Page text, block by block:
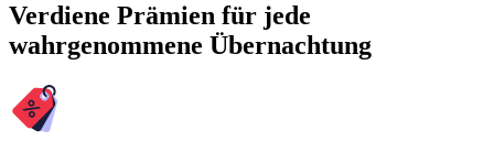
Verdiene Prämien für jede
wahrgenommene Übernachtung